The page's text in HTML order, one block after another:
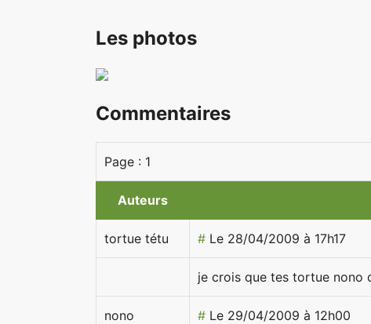
Les photos
Commentaires
Page : 1
Auteurs
tortue tétu # Le 28/04/2009 à 17h17
je crois que tes tortue nono
nono # Le 29/04/2009 à 12h00